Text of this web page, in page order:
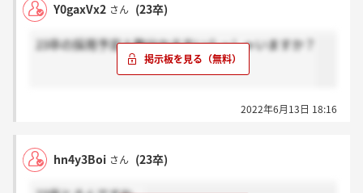
Y0gaxVx2 さん (23卒)
23卒の採用予定人数分かる方いらっしゃいますか？
2022年6月13日 18:16
hn4y3Boi さん (23卒)